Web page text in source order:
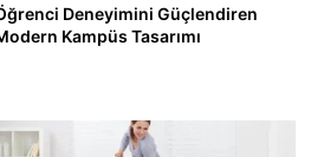
Deneyimini Güçlendiren
Kampüs Tasarımı